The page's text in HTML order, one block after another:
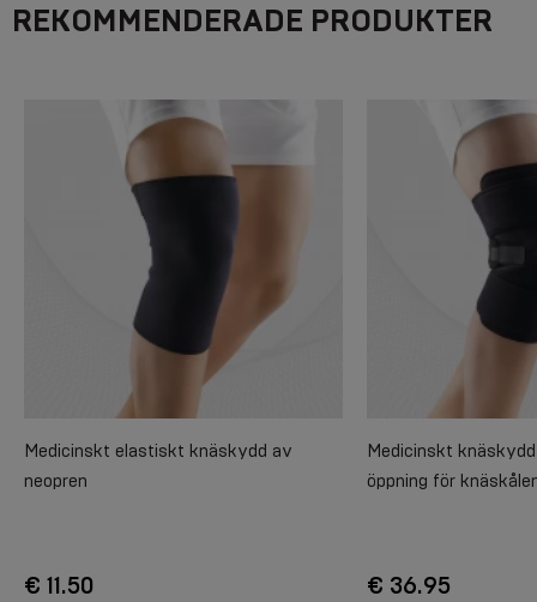
REKOMMENDERADE PRODUKTER
Medicinskt elastiskt knäskydd av
neopren
€ 11.50
Medicinskt
öppning för
€ 36.95